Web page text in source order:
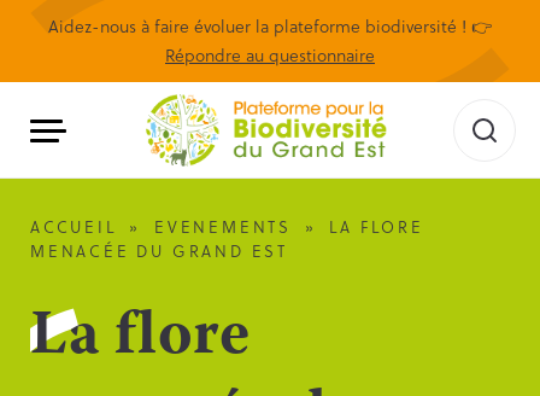
Aidez-nous à faire évoluer la plateforme biodiversité ! 👉
Répondre au questionnaire
ACCUEIL » EVENEMENTS »
LA FLORE
MENACÉE DU GRAND EST
La flore